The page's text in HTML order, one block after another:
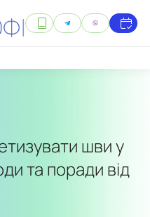
шви у
та поради від